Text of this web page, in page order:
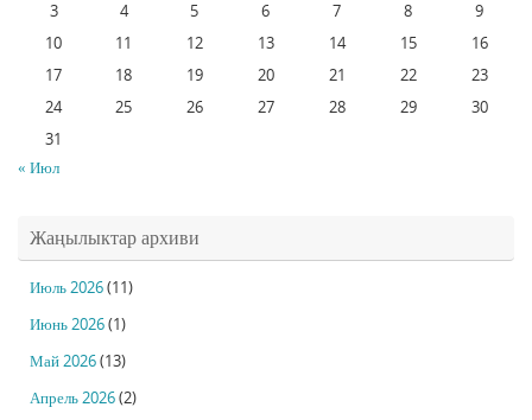
3
4 5 6 7 8
9
10
11 12 13 14 15
16
17
18 19 20 21 22
23
24
25 26 27 28 29
30
31
« Июл
Жаңылыктар архиви
Июль 2026(11)
Июнь 2026(1)
Май 2026(13)
Апрель 2026(2)